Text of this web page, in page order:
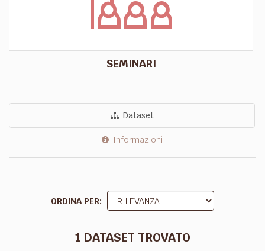
SEMINARI
Dataset
Informazioni
ORDINA PER
1 DATASET TROVATO